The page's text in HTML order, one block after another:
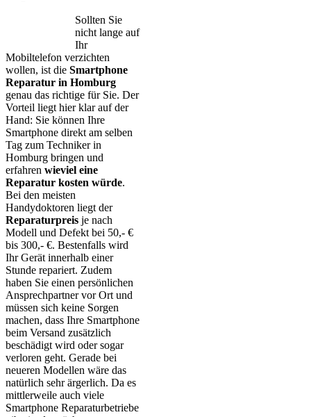
Sollten Sie
nicht lange auf
Ihr
Mobiltelefon verzichten
wollen, ist die Smartphone
Reparatur in Homburg
genau das richtige für Sie. Der
Vorteil liegt hier klar auf der
Hand: Sie können Ihre
Smartphone direkt am selben
Tag zum Techniker in
Homburg bringen und
erfahren wieviel eine
Reparatur kosten würde.
Bei den meisten
Handydoktoren liegt der
Reparaturpreis je nach
Modell und Defekt bei 50,- €
bis 300,- €. Bestenfalls wird
Ihr Gerät innerhalb einer
Stunde repariert. Zudem
haben Sie einen persönlichen
Ansprechpartner vor Ort und
müssen sich keine Sorgen
machen, dass Ihre Smartphone
beim Versand zusätzlich
beschädigt wird oder sogar
verloren geht. Gerade bei
neueren Modellen wäre das
natürlich sehr ärgerlich. Da es
mittlerweile auch viele
Smartphone Reparaturbetriebe